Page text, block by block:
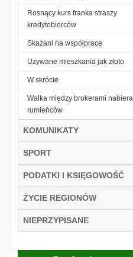
Rosnący kurs franka straszy
kredytobiorców
Skazani na współpracę
Używane mieszkania jak złoto
W skrócie
Walka między brokerami nabiera
rumieńców
KOMUNIKATY
SPORT
PODATKI I KSIĘGOWOŚĆ
ŻYCIE REGIONÓW
NIEPRZYPISANE